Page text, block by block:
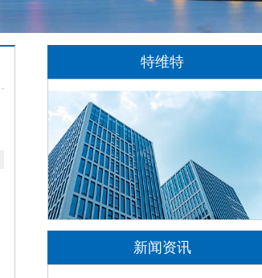
特维特
特维特科技（TecWit Technology）是一
家专注于数字化技术创新与应用的科技企业。
公司致力于为客户提供涵盖人工智能、软件开
发、网站建设、云计算、大数据及数字营销等
领域的综合解决方案...[详情]
新闻资讯